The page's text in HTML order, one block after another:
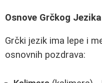
Osnove Grčkog Jezika
Grčki jezik ima lepe i
osnovnih pozdrava: